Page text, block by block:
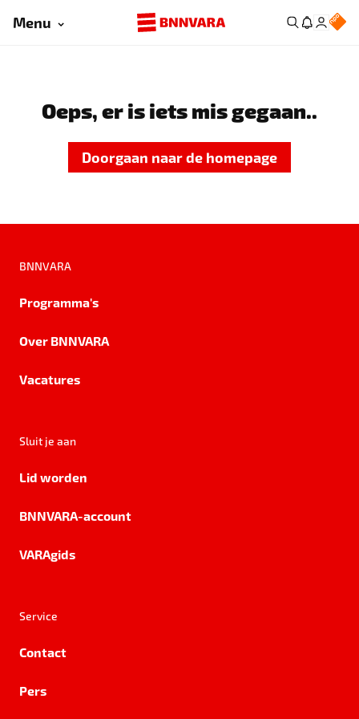
Menu
Oeps, er is iets mis gegaan..
Doorgaan naar de homepage
BNNVARA
Programma's
Over BNNVARA
Vacatures
Sluit je aan
Lid worden
BNNVARA-account
VARAgids
Service
Contact
Pers